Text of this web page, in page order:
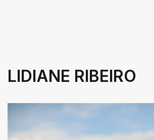
LIDIANE RIBEIRO